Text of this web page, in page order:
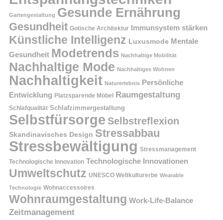
Gartengestaltung Gesunde Ernährung
Gesundheit Gotische Architektur Immunsystem stärken
Künstliche Intelligenz Luxusmode Mentale
Gesundheit Modetrends Nachhaltige Mobilität
Nachhaltige Mode Nachhaltiges Wohnen
Nachhaltigkeit Naturerlebnis Persönliche
Entwicklung Platzsparende Möbel Raumgestaltung
Schlafqualität Schlafzimmergestaltung
Selbstfürsorge Selbstreflexion
Skandinavisches Design Stressabbau
Stressbewältigung Stressmanagement
Technologische Innovation Technologische Innovationen
Umweltschutz UNESCO Weltkulturerbe Wearable
Technologie Wohnaccessoires
Wohnraumgestaltung Work-Life-Balance
Zeitmanagement